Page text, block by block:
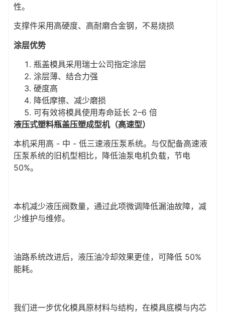
性。
支撑件采用高硬度、高耐磨合金钢，不易烧损
涂层优势
瓶盖模具采用瑞士公司指定涂层
涂层薄、结合力强
硬度高
降低摩擦、减少磨损
可有效将模具使用寿命延长 2–6 倍
液压式塑料瓶盖压塑成型机（高速型）
本机采用高 - 中 - 低三速液压泵系统。与仅配备高速液
压泵系统的旧机型相比，降低油泵电机负载，节电
50%。
本机减少液压阀数量，通过此项微调降低漏油故障，减
少维护与维修。
油路系统改进后，液压油冷却效果更佳，可降低 50%
能耗。
我们进一步优化模具原材料与结构，在模具底模与内芯